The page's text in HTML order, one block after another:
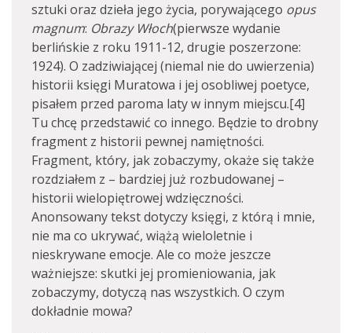
sztuki oraz dzieła jego życia, porywającego opus
magnum: Obrazy Włoch(pierwsze wydanie
berlińskie z roku 1911-12, drugie poszerzone:
1924). O zadziwiającej (niemal nie do uwierzenia)
historii księgi Muratowa i jej osobliwej poetyce,
pisałem przed paroma laty w innym miejscu.[4]
Tu chcę przedstawić co innego. Będzie to drobny
fragment z historii pewnej namiętności.
Fragment, który, jak zobaczymy, okaże się także
rozdziałem z – bardziej już rozbudowanej –
historii wielopiętrowej wdzięczności.
Anonsowany tekst dotyczy księgi, z którą i mnie,
nie ma co ukrywać, wiążą wieloletnie i
nieskrywane emocje. Ale co może jeszcze
ważniejsze: skutki jej promieniowania, jak
zobaczymy, dotyczą nas wszystkich. O czym
dokładnie mowa?